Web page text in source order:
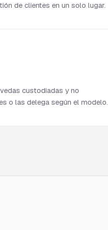
de clientes en un solo lugar.
custodiadas y no
o las delega según el modelo.